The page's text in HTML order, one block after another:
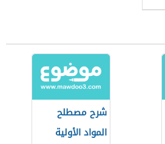
شرح مصطلح
المواد الأولية